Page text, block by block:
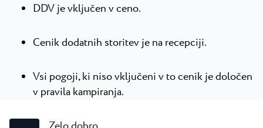
DDV je vključen v ceno.
Cenik dodatnih storitev je na recepciji.
Vsi pogoji, ki niso vključeni v to cenik je določen
v pravila kampiranja.